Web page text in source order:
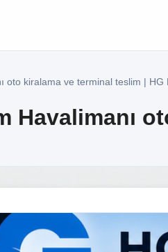
oto kiralama ve terminal teslim | HG
Havalimanı